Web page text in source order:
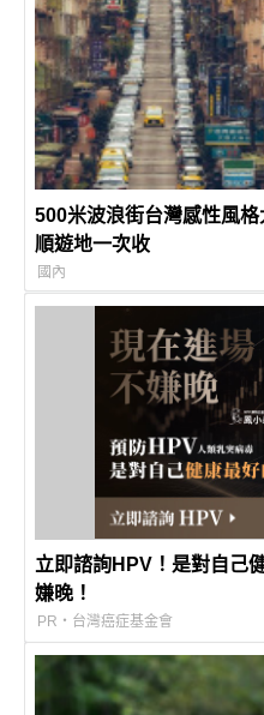
500米波浪街台灣感性風
順遊地一次收
國內
立即諮詢HPV！是對自己
嫌晚！
PR・台灣癌症基金會